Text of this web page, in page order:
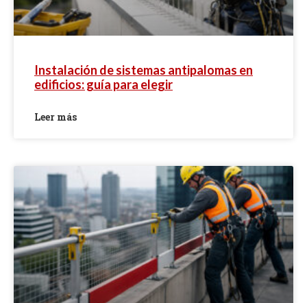
Instalación de sistemas antipalomas en
edificios: guía para elegir
Leer más